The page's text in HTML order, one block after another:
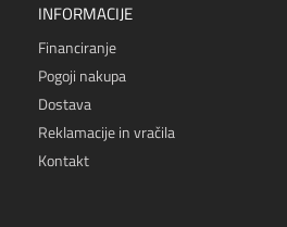
INFORMACIJE
Financiranje
Pogoji nakupa
Dostava
Reklamacije in vračila
Kontakt